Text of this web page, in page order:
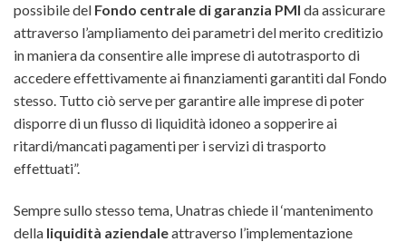
possibile del Fondo centrale di garanzia PMI da assicurare
attraverso l’ampliamento dei parametri del merito creditizio
in maniera da consentire alle imprese di autotrasporto di
accedere effettivamente ai finanziamenti garantiti dal Fondo
stesso. Tutto ciò serve per garantire alle imprese di poter
disporre di un flusso di liquidità idoneo a sopperire ai
ritardi/mancati pagamenti per i servizi di trasporto
effettuati”.
Sempre sullo stesso tema, Unatras chiede il ‘mantenimento
della liquidità aziendaleattraverso l’implementazione